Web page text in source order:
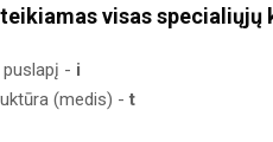
visas specialiųjų
- i
(medis) - t